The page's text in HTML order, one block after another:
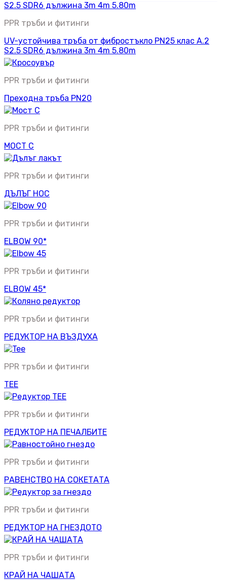
PPR тръби и фитинги
UV-устойчива тръба от фибростъкло PN25 клас A.2
S2.5 SDR6 дължина 3m 4m 5.80m
PPR тръби и фитинги
Преходна тръба PN20
PPR тръби и фитинги
МОСТ C
PPR тръби и фитинги
ДЪЛЪГ НОС
PPR тръби и фитинги
ELBOW 90*
PPR тръби и фитинги
ELBOW 45*
PPR тръби и фитинги
РЕДУКТОР НА ВЪЗДУХА
PPR тръби и фитинги
TEE
PPR тръби и фитинги
РЕДУКТОР НА ПЕЧАЛБИТЕ
PPR тръби и фитинги
РАВЕНСТВО НА СОКЕТАТА
PPR тръби и фитинги
РЕДУКТОР НА ГНЕЗДОТО
PPR тръби и фитинги
КРАЙ НА ЧАШАТА